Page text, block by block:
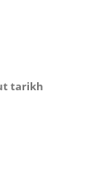
tarikh